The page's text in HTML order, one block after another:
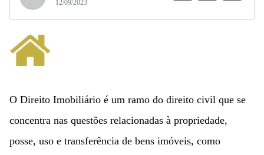
12/09/2023
O Direito Imobiliário é um ramo do direito civil que se
concentra nas questões relacionadas à propriedade,
posse, uso e transferência de bens imóveis, como